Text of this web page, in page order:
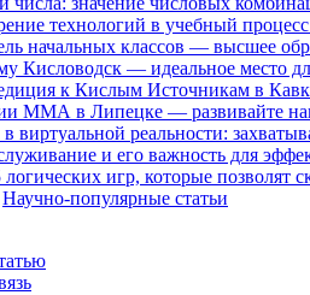
технологий в учебный процесс
начальных классов — высшее
Кисловодск — идеальное место
к Кислым Источникам в
ММА в Липецке — развивайте
виртуальной реальности:
и его важность для
игр, которые позволят
Научно-популярные статьи